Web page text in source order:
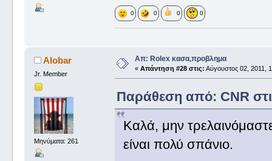
0 0 0 0
Alobar
Jr. Member
Μηνύματα: 261
Απ: Rolex κασα,προβλημα
« Απάντηση #28 στις: Αύγουστος 02, 2011,
Παράθεση από: CNR
Καλά, μην
είναι πολύ σπάνιο.